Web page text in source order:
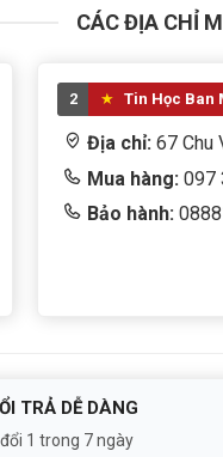
CÁC ĐỊA CHỈ
2 Tin Học Ban
Địa chỉ: 67 Chu
Mua hàng:097
Bảo hành:
TRẢ DỄ DÀNG
1 trong 7 ngày